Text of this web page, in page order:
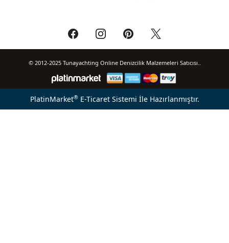
© 2012-2025 Tunayachting Online Denizcilik Malzemeleri Satıcısı..
PlatinMarket®E-Ticaret Sistemi İle Hazırlanmıştır.